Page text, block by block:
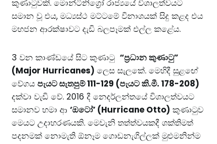
කුණාටුවකි. මොන්ටිනිග්‍රෝ රාජ්‍යයේ විශාලත්වයට
සමාන වූ එය, මධ්‍යස්ථ මට්ටමේ විනාශයක් සිදු කළද එය
මහජන ආරක්ෂාවට දැඩි බලපෑමක් එල්ල කළේය.
3 වන කාණ්ඩයේ සිට කුණාටු “ප්‍රධාන කුණාටු”
(Major Hurricanes) ලෙස සැලකේ. මෙහිදී සුළඟේ
වේගය පැයට සැතපුම් 111-129 (පැයට කි.මී. 178-208)
දක්වා වැඩි වේ. 2016 දී නෙදර්ලන්තයේ විශාලත්වයට
සමානව හමා ආ ‘ඔටෝ’ (Hurricane Otto) කුණාටුව
මෙයට උදාහරණයකි. මෙවැනි තත්ත්වයකදී ශක්තිමත්
පදනමක් නොමැති ඕනෑම ගොඩනැගිල්ලක් මුළුමනින්ම